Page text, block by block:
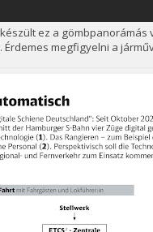
ez a
Érdemes megfigyelni a